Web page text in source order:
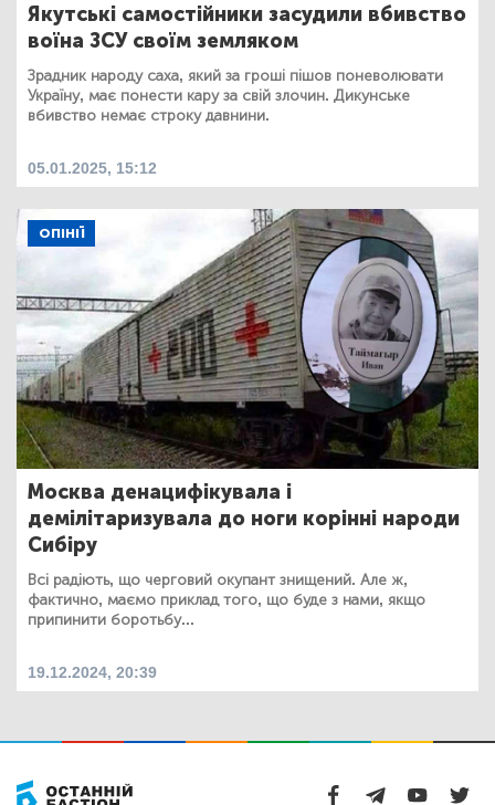
Якутські самостійники засудили вбивство
воїна ЗСУ своїм земляком
Зрадник народу саха, який за гроші пішов поневолювати
Україну, має понести кару за свій злочин. Дикунське
вбивство немає строку давнини.
05.01.2025, 15:12
ОПІНІЇ
Москва денацифікувала і
демілітаризувала до ноги корінні народи
Сибіру
Всі радіють, що черговий окупант знищений. Але ж,
фактично, маємо приклад того, що буде з нами, якщо
припинити боротьбу...
19.12.2024, 20:39